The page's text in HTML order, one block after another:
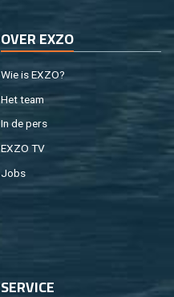
OVER EXZO
Wie is EXZO?
Het team
In de pers
EXZO TV
Jobs
SER­VI­CE